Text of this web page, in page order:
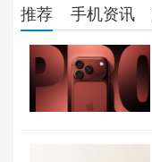
推荐 手机资讯